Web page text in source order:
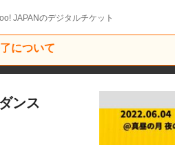
JAPANのデジタルチケット
について
ンス